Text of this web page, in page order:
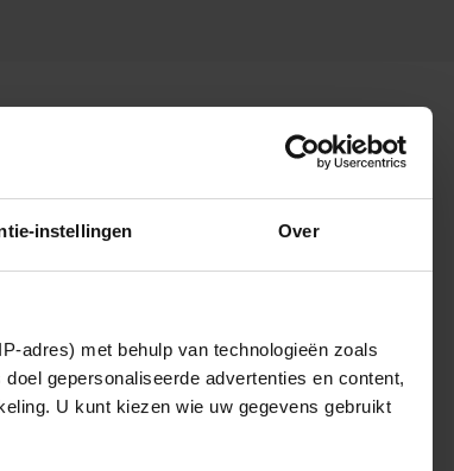
instellingen Over
adres) met behulp van technologieën zoals
gepersonaliseerde advertenties en content,
U kunt kiezen wie uw gegevens gebruikt